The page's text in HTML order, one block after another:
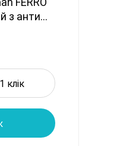
з анти...
клік